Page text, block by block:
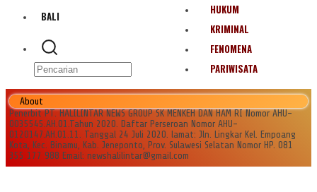
BALI
HUKUM
KRIMINAL
FENOMENA
PARIWISATA
About
Penerbit PT. HALILINTAR NEWS GROUP SK MENKEH DAN HAM RI Nomor AHU-
0035545.AH.01.Tahun 2020. Daftar Perseroan Nomor AHU-
0120147.AH.01.11. Tanggal 24 Juli 2020. lamat: Jln. Lingkar Kel. Empoang
Kota, Kec. Binamu, Kab. Jeneponto, Prov. Sulawesi Selatan Nomor HP. 081
355 177 988 Email: newshalilintar@gmail.com